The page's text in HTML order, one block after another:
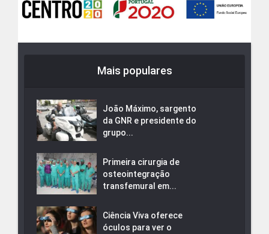
Mais populares
João Máximo, sargento
da GNR e presidente do
grupo...
Primeira cirurgia de
osteointegração
transfemural em...
Ciência Viva oferece
óculos para ver o